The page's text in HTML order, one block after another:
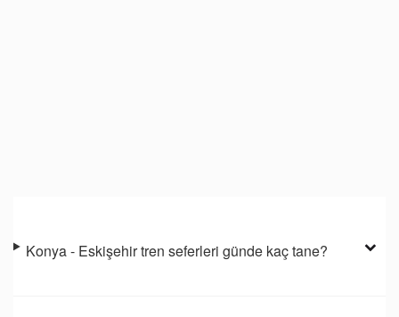
Konya - Eskişehir tren seferleri günde kaç tane?